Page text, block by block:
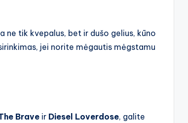
ne tik kvepalus, bet ir dušo gelius, kūno
jei norite mėgautis mėgstamu
Brave ir Diesel Loverdose, galite